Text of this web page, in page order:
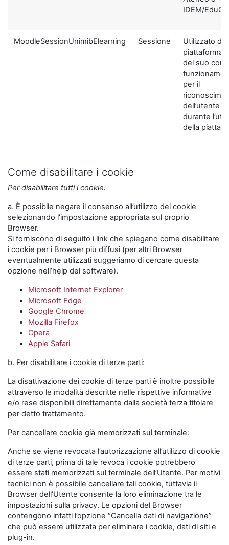
IDEM/
MoodleSessionUnimibElearning Sessione
Utilizzato
piattaforma
del suo
per il
dell’utente
durante
della
Come disabilitare i cookie
Per disabilitare tutti i cookie:
a. È possibile negare il consenso all’utilizzo dei cookie
selezionando l'impostazione appropriata sul proprio
Browser.
Si forniscono di seguito i link che spiegano come disabilitare
i cookie per i Browser più diffusi (per altri Browser
eventualmente utilizzati suggeriamo di cercare questa
opzione nell’help del software).
Microsoft Internet Explorer
Microsoft Edge
Google Chrome
Mozilla Firefox
Opera
Apple Safari
b. Per disabilitare i cookie di terze parti:
La disattivazione dei cookie di terze parti è inoltre possibile
attraverso le modalità descritte nelle rispettive informative
e/o rese disponibili direttamente dalla società terza titolare
per detto trattamento.
Per cancellare cookie già memorizzati sul terminale:
Anche se viene revocata l’autorizzazione all’utilizzo di cookie
di terze parti, prima di tale revoca i cookie potrebbero
essere stati memorizzati sul terminale dell’Utente. Per motivi
tecnici non è possibile cancellare tali cookie, tuttavia il
Browser dell’Utente consente la loro eliminazione tra le
impostazioni sulla privacy. Le opzioni del Browser
contengono infatti l’opzione “Cancella dati di navigazione”
che può essere utilizzata per eliminare i cookie, dati di siti e
plug-in.